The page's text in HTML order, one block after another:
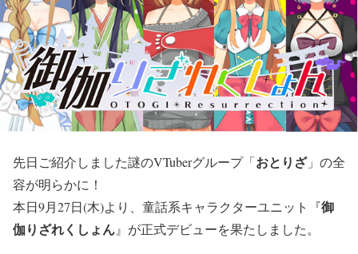
先日ご紹介しました謎のVTuberグループ「おとりざ」の全
容が明らかに！
本日9月27日(木)より、童話系キャラクターユニット『御
伽りざれくしょん』が正式デビューを果たしました。